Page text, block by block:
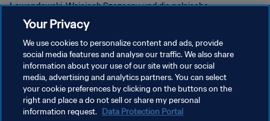
Lewandowski, Wojciech Szczęsny und die polnische
Defensivleistung.
DATENSCHUTZ
Your Privacy
We use cookies to personalize content and ads, provide
social media features and analyse our traffic. We also share
information about your use of our site with our social
media, advertising and analytics partners. You can select
your cookie preferences by clicking on the buttons on the
right and place a do not sell or share my personal
information request. Data Protection Portal